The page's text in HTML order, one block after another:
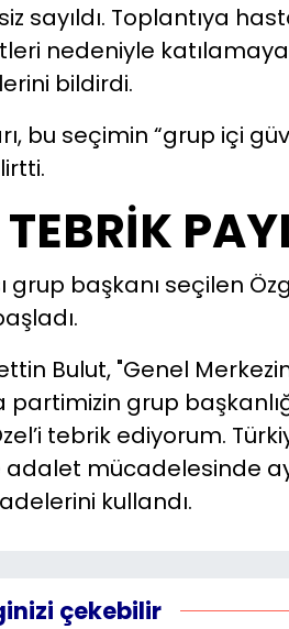
sayıldı. Toplantıya
nedeniyle
bildirdi.
bu seçimin “grup içi
TEBRİK
grup başkanı seçilen
Bulut, "Genel
partimizin grup
tebrik ediyorum.
mücadelesinde
kullandı.
çekebilir